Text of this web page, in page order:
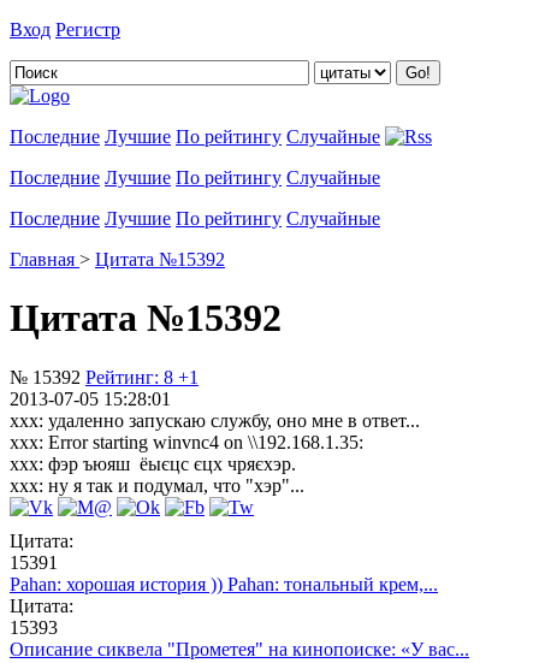
Вход Регистр
Последние Лучшие По рейтингу Случайные
Последние Лучшие По рейтингу Случайные
Последние Лучшие По рейтингу Случайные
Главная > Цитата №15392
Цитата №15392
№ 15392 Рейтинг: 8 +1
2013-07-05 15:28:01
xxx: удаленно запускаю службу, оно мне в ответ...
xxx: Error starting winvnc4 on \\192.168.1.35:
xxx: фэр ъюяш ёыєцс єцх чряєхэр.
xxx: ну я так и подумал, что "хэр"...
Цитата:
15391
Pahan: хорошая история )) Pahan: тональный крем,...
Цитата:
15393
Описание сиквела "Прометея" на кинопоиске: «У вас...